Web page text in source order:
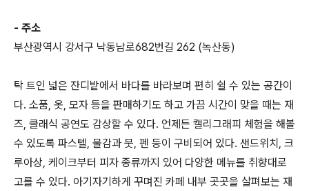
- 주소
부산광역시 강서구 낙동남로682번길 262 (녹산동)
탁 트인 넓은 잔디밭에서 바다를 바라보며 편히 쉴 수 있는 공간이
다. 소품, 옷, 모자 등을 판매하기도 하고 가끔 시간이 맞을 때는 재
즈, 클래식 공연도 감상할 수 있다. 언제든 캘리그래피 체험을 해볼
수 있도록 파스텔, 물감과 붓, 펜 등이 구비되어 있다. 샌드위치, 크
루아상, 케이크부터 피자 종류까지 있어 다양한 메뉴를 취향대로
고를 수 있다. 아기자기하게 꾸며진 카페 내부 곳곳을 살펴보는 재